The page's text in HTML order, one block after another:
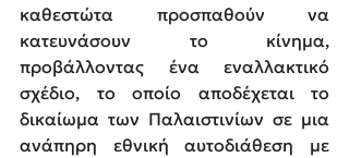
καθεστώτα προσπαθούν να
κατευνάσουν το κίνημα,
προβάλλοντας ένα εναλλακτικό
σχέδιο, το οποίο αποδέχεται το
δικαίωμα των Παλαιστινίων σε μια
ανάπηρη εθνική αυτοδιάθεση με